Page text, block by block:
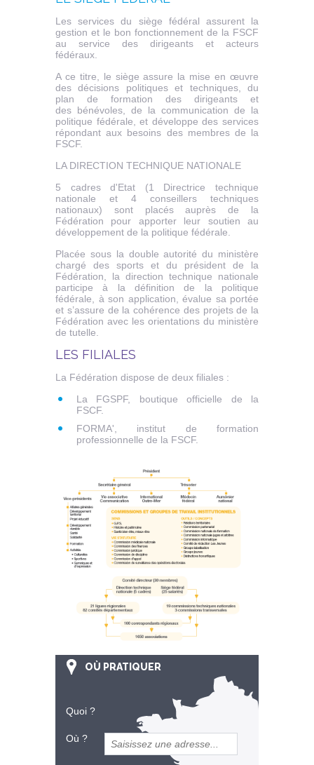
Les services du siège fédéral assurent la
gestion et le bon fonctionnement de la FSCF
au service des dirigeants et acteurs
fédéraux.
A ce titre, le siège assure la mise en œuvre
des décisions politiques et techniques, du
plan de formation des dirigeants et
des bénévoles, de la communication de la
politique fédérale, et développe des services
répondant aux besoins des membres de la
FSCF.
LA DIRECTION TECHNIQUE NATIONALE
5 cadres d'Etat (1 Directrice technique
nationale et 4 conseillers techniques
nationaux) sont placés auprès de la
Fédération pour apporter leur soutien au
développement de la politique fédérale.
Placée sous la double autorité du ministère
chargé des sports et du président de la
Fédération, la direction technique nationale
participe à la définition de la politique
fédérale, à son application, évalue sa portée
et s’assure de la cohérence des projets de la
Fédération avec les orientations du ministère
de tutelle.
LES FILIALES
La Fédération dispose de deux filiales :
La FGSPF, boutique officielle de la
FSCF.
FORMA', institut de formation
professionnelle de la FSCF.
OÙ PRATIQUER
Quoi ?
Où ?